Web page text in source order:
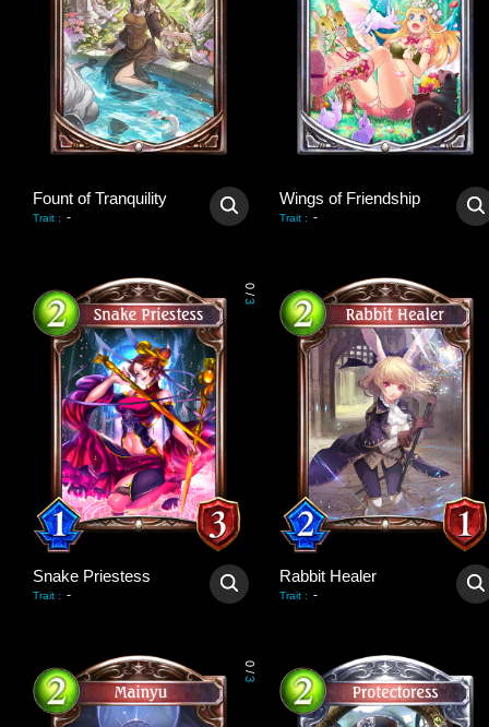
Fount of Tranquility
Trait : -
Wings of Friendship
Trait : -
0
/
3
Snake Priestess
Trait : -
Rabbit Healer
Trait : -
0
/
3